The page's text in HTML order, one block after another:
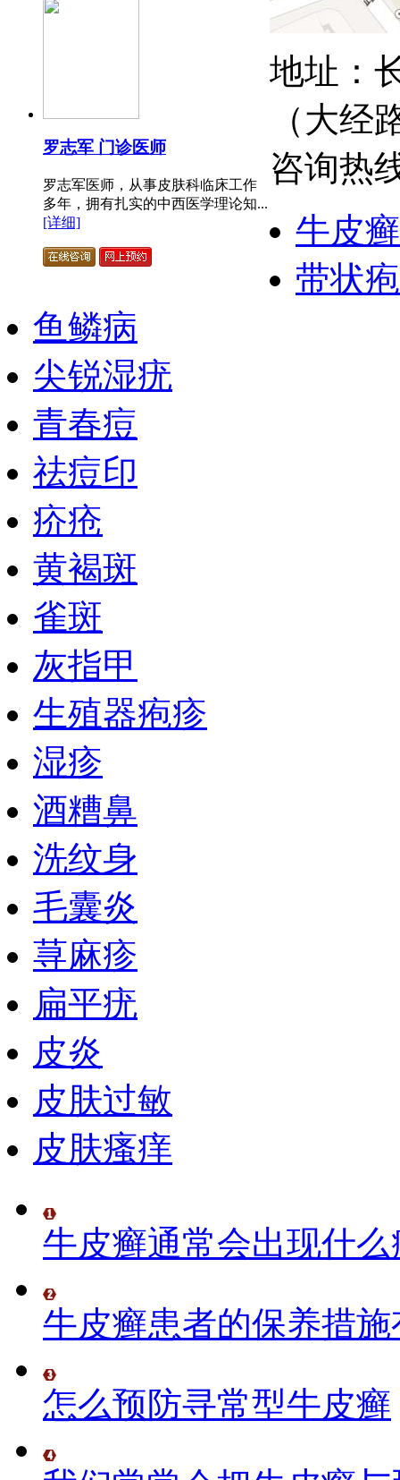
罗志军 门诊医师
罗志军医师，从事皮肤科临床工作
多年，拥有扎实的中西医学理论知...
[详细]
地址：
（大经
咨询热
牛皮癣
带状
鱼鳞病
尖锐湿疣
青春痘
祛痘印
疥疮
黄褐斑
雀斑
灰指甲
生殖器疱疹
湿疹
酒糟鼻
洗纹身
毛囊炎
荨麻疹
扁平疣
皮炎
皮肤过敏
皮肤瘙痒
牛皮癣通常会出现什
牛皮癣患者的保养措
怎么预防寻常型牛皮癣